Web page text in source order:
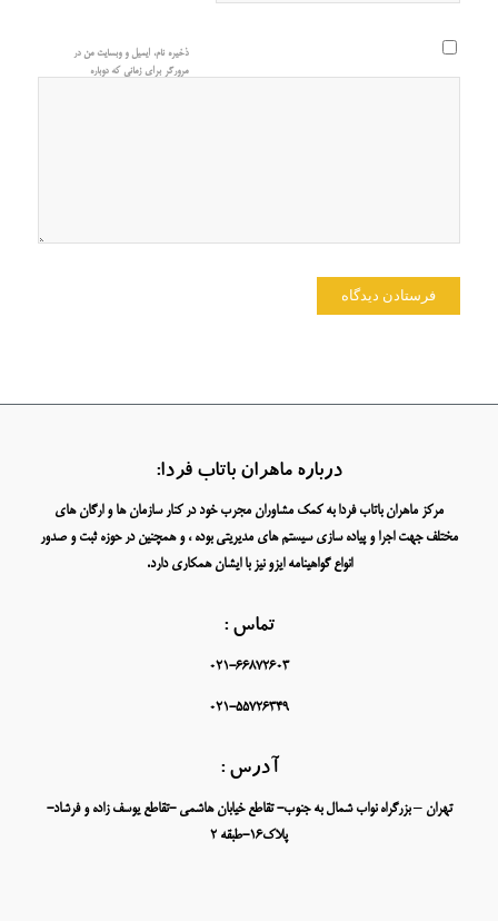
ذخیره نام، ایمیل و وبسایت من در
مرورگر برای زمانی که دوباره
درباره ماهران باتاب فردا:
مرکز ماهران باتاب فردا به کمک مشاوران مجرب خود در کنار سازمان ها و ارگان های
مختلف جهت اجرا و پیاده سازی سیستم های مدیریتی بوده ، و همچنین در حوزه ثبت و صدور
انواع گواهینامه ایزو نیز با ایشان همکاری دارد.
تماس :
021-66872603
021-55726349
آدرس :
تهران – بزرگراه نواب شمال به جنوب- تقاطع خیابان هاشمی -تقاطع یوسف زاده و فرشاد-
پلاک16-طبقه 2